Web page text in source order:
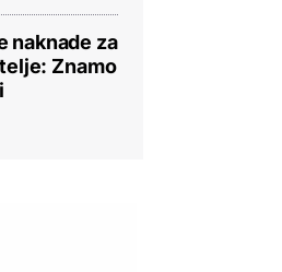
naknade za
Znamo